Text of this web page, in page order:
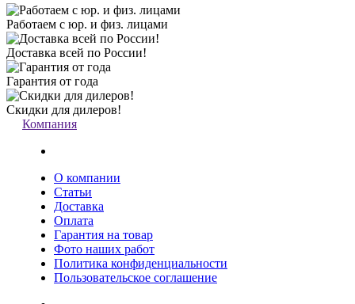
Работаем с юр. и физ. лицами
Доставка всей по России!
Гарантия от года
Скидки для дилеров!
Компания
О компании
Статьи
Доставка
Оплата
Гарантия на товар
Фото наших работ
Политика конфиденциальности
Пользовательское соглашение